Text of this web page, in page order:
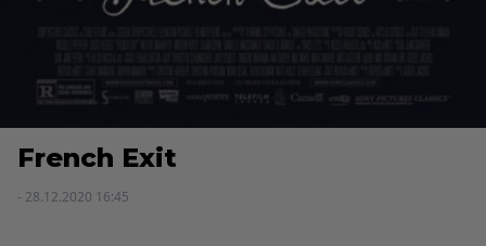
French Exit
- 28.12.2020 16:45